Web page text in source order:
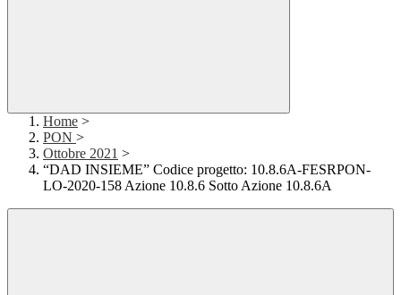
Home >
PON >
Ottobre 2021 >
“DAD INSIEME” Codice progetto: 10.8.6A-FESRPON-
LO-2020-158 Azione 10.8.6 Sotto Azione 10.8.6A